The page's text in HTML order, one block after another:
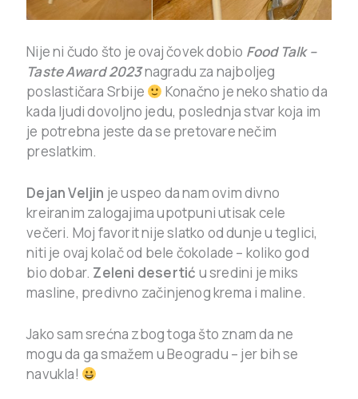
Nije ni čudo što je ovaj čovek dobio Food Talk –
Taste Award 2023nagradu za najboljeg
poslastičara Srbije
Konačno je neko shatio da
kada ljudi dovoljno jedu, poslednja stvar koja im
je potrebna jeste da se pretovare nečim
preslatkim.
Dejan Veljin je uspeo da nam ovim divno
kreiranim zalogajima upotpuni utisak cele
večeri. Moj favorit nije slatko od dunje u teglici,
niti je ovaj kolač od bele čokolade – koliko god
bio dobar. Zeleni desertić u sredini je miks
masline, predivno začinjenog krema i maline.
Jako sam srećna zbog toga što znam da ne
mogu da ga smažem u Beogradu – jer bih se
navukla!